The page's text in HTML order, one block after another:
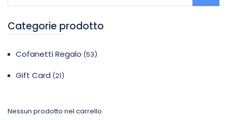
Categorie prodotto
Cofanetti Regalo (53)
Gift Card (21)
Nessun prodotto nel carrello.